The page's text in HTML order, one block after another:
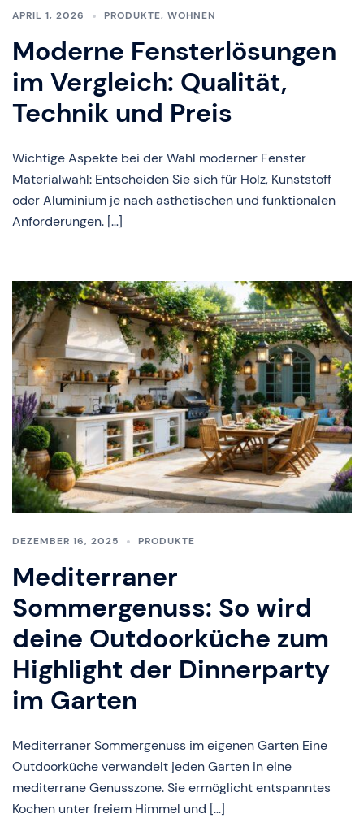
APRIL 1, 2026 PRODUKTE, WOHNEN
Moderne Fensterlösungen
im Vergleich: Qualität,
Technik und Preis
Wichtige Aspekte bei der Wahl moderner Fenster
Materialwahl: Entscheiden Sie sich für Holz, Kunststoff
oder Aluminium je nach ästhetischen und funktionalen
Anforderungen. […]
DEZEMBER 16, 2025 PRODUKTE
Mediterraner
Sommergenuss: So wird
deine Outdoorküche zum
Highlight der Dinnerparty
im Garten
Mediterraner Sommergenuss im eigenen Garten Eine
Outdoorküche verwandelt jeden Garten in eine
mediterrane Genusszone. Sie ermöglicht entspanntes
Kochen unter freiem Himmel und […]